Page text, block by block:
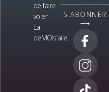
de faire
voler
La
deMOIs’aile!
S'ABONNER
⟶